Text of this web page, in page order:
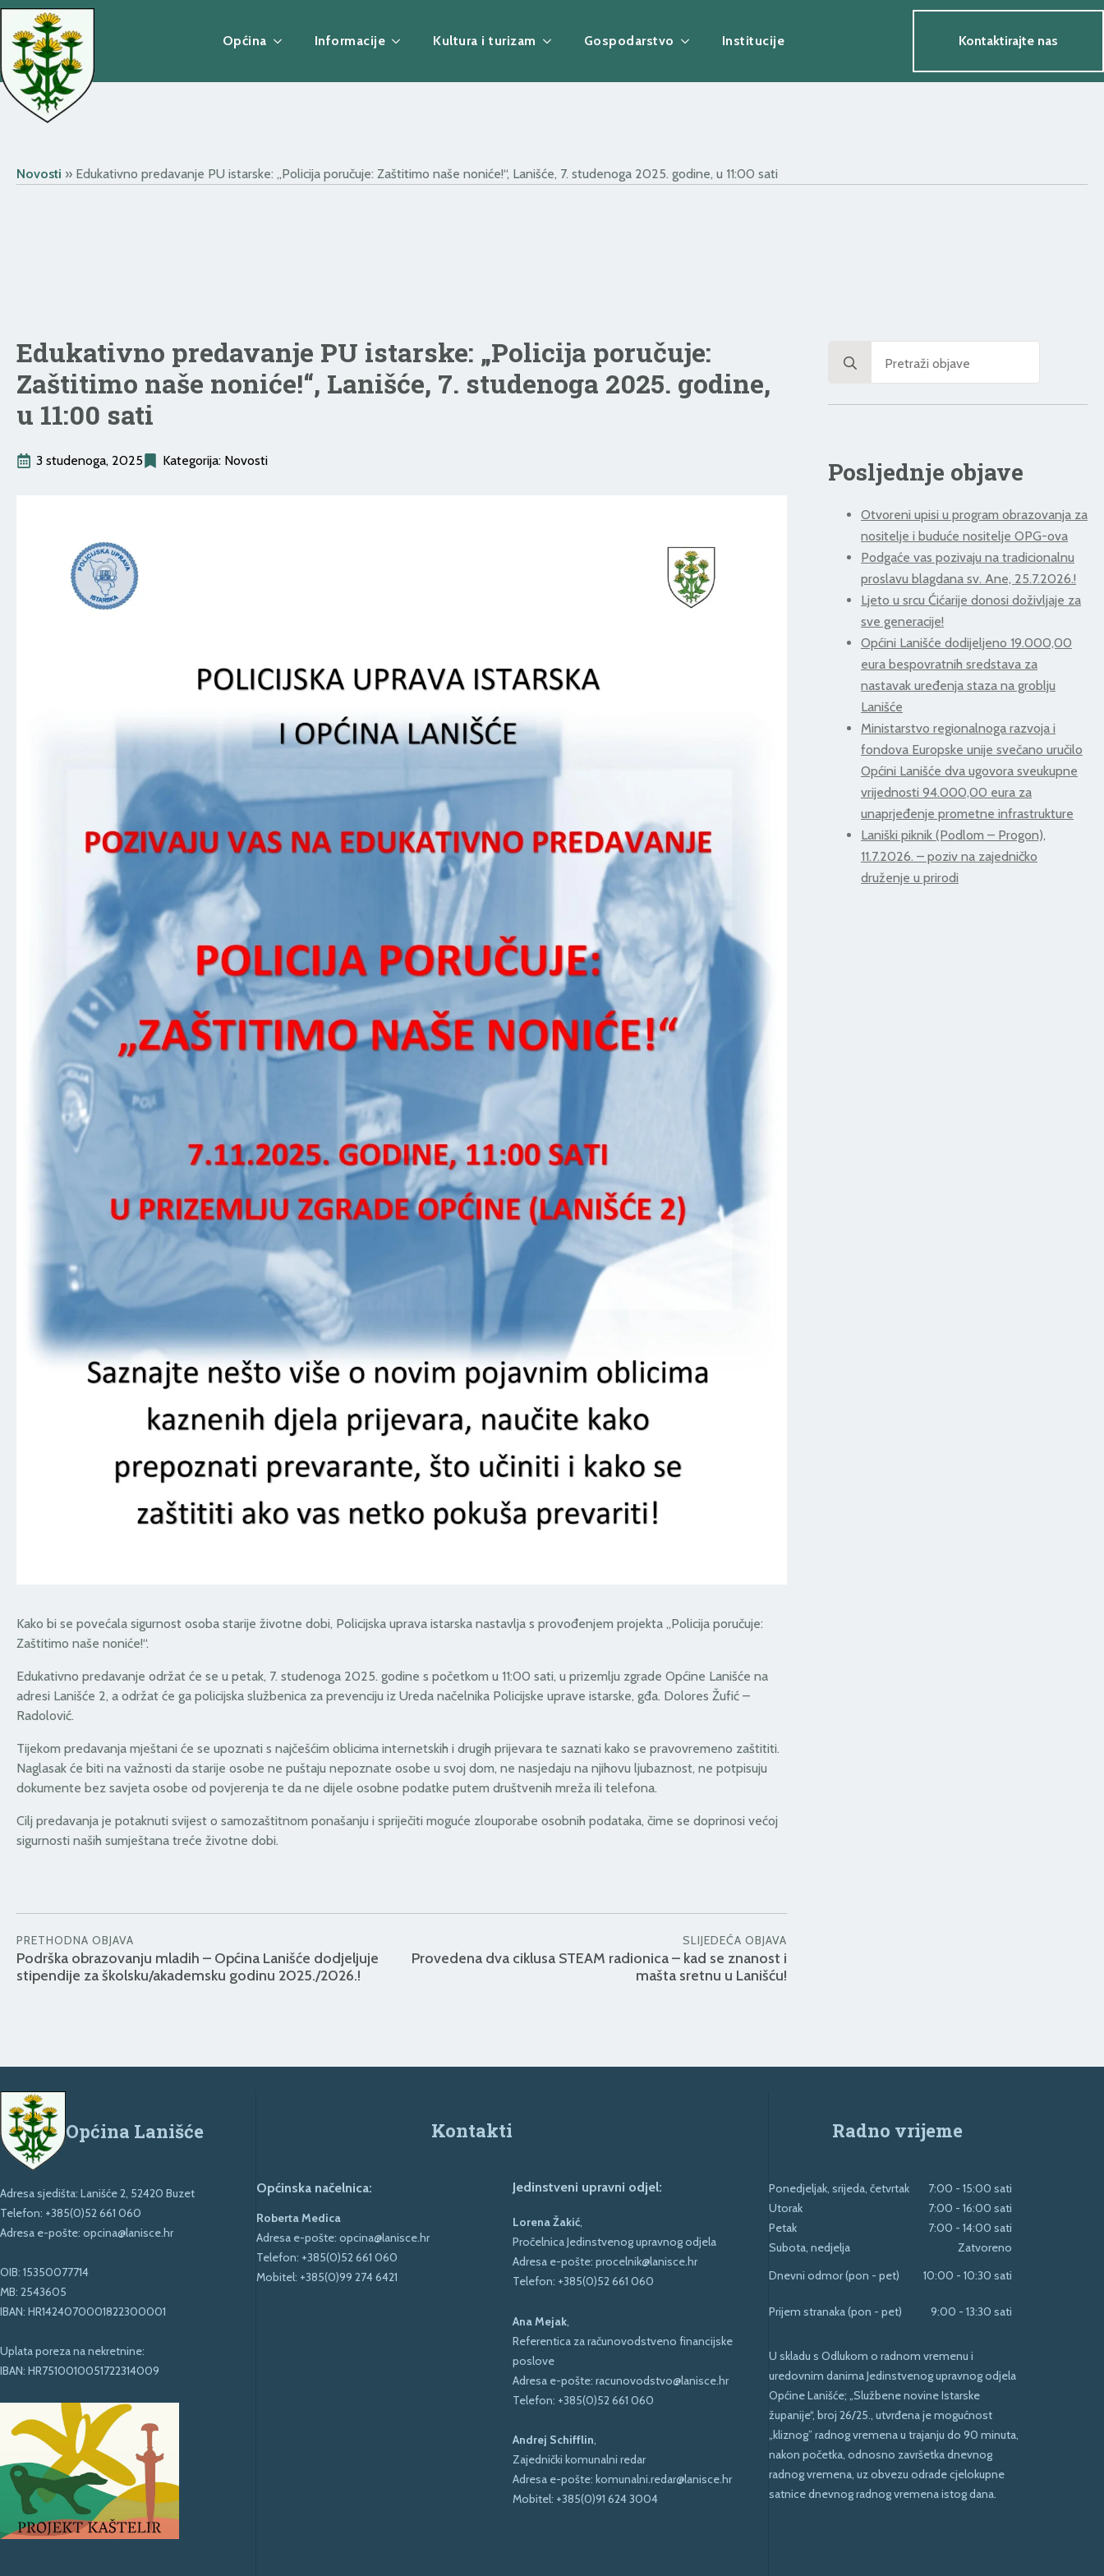
Općina Informacije Kultura i turizam Gospodarstvo Institucije Kontaktirajte nas
Novosti » Edukativno predavanje PU istarske: „Policija poručuje: Zaštitimo naše noniće!“, Lanišće, 7. studenoga 2025. godine, u 11:00 sati
Edukativno predavanje PU istarske: „Policija poručuje:
Zaštitimo naše noniće!“, Lanišće, 7. studenoga 2025. godine,
u 11:00 sati
3 studenoga, 2025 Kategorija: Novosti
Kako bi se povećala sigurnost osoba starije životne dobi, Policijska uprava istarska nastavlja s provođenjem projekta „Policija poručuje:
Zaštitimo naše noniće!“.
Edukativno predavanje održat će se u petak, 7. studenoga 2025. godine s početkom u 11:00 sati, u prizemlju zgrade Općine Lanišće na
adresi Lanišće 2, a održat će ga policijska službenica za prevenciju iz Ureda načelnika Policijske uprave istarske, gđa. Dolores Žufić –
Radolović.
Tijekom predavanja mještani će se upoznati s najčešćim oblicima internetskih i drugih prijevara te saznati kako se pravovremeno zaštititi.
Naglasak će biti na važnosti da starije osobe ne puštaju nepoznate osobe u svoj dom, ne nasjedaju na njihovu ljubaznost, ne potpisuju
dokumente bez savjeta osobe od povjerenja te da ne dijele osobne podatke putem društvenih mreža ili telefona.
Cilj predavanja je potaknuti svijest o samozaštitnom ponašanju i spriječiti moguće zlouporabe osobnih podataka, čime se doprinosi većoj
sigurnosti naših sumještana treće životne dobi.
PRETHODNA OBJAVA
Podrška obrazovanju mladih – Općina Lanišće dodjeljuje
stipendije za školsku/akademsku godinu 2025./2026.!
SLIJEDEĆA OBJAVA
Provedena dva ciklusa STEAM radionica – kad se znanost i
mašta sretnu u Lanišću!
for:
Posljednje objave
Otvoreni upisi u program obrazovanja za
nositelje i buduće nositelje OPG-ova
Podgaće vas pozivaju na tradicionalnu
proslavu blagdana sv. Ane, 25.7.2026.!
Ljeto u srcu Ćićarije donosi doživljaje za
sve generacije!
Općini Lanišće dodijeljeno 19.000,00
eura bespovratnih sredstava za
nastavak uređenja staza na groblju
Lanišće
Ministarstvo regionalnoga razvoja i
fondova Europske unije svečano uručilo
Općini Lanišće dva ugovora sveukupne
vrijednosti 94.000,00 eura za
unaprjeđenje prometne infrastrukture
Laniški piknik (Podlom – Progon),
11.7.2026. – poziv na zajedničko
druženje u prirodi
Općina Lanišće
Adresa sjedišta: Lanišće 2, 52420 Buzet
Telefon: +385(0)52 661 060
Adresa e-pošte: opcina@lanisce.hr
OIB: 15350077714
MB: 2543605
IBAN: HR1424070001822300001
Uplata poreza na nekretnine:
IBAN: HR7510010051722314009
Kontakti
Općinska načelnica:
Roberta Medica
Adresa e-pošte: opcina@lanisce.hr
Telefon: +385(0)52 661 060
Mobitel: +385(0)99 274 6421
Jedinstveni upravni odjel:
Lorena Žakić,
Pročelnica Jedinstvenog upravnog odjela
Adresa e-pošte: procelnik@lanisce.hr
Telefon: +385(0)52 661 060
Ana Mejak,
Referentica za računovodstveno financijske
poslove
Adresa e-pošte: racunovodstvo@lanisce.hr
Telefon: +385(0)52 661 060
Andrej Schifflin,
Zajednički komunalni redar
Adresa e-pošte: komunalni.redar@lanisce.hr
Mobitel: +385(0)91 624 3004
Radno vrijeme
Ponedjeljak, srijeda, četvrtak
7:00 - 15:00 sati
Utorak
7:00 - 16:00 sati
Petak
7:00 - 14:00 sati
Subota, nedjelja
Zatvoreno
Dnevni odmor (pon - pet)
10:00 - 10:30 sati
Prijem stranaka (pon - pet) 9:00 - 13:30 sati
U skladu s Odlukom o radnom vremenu i
uredovnim danima Jedinstvenog upravnog odjela
Općine Lanišće; „Službene novine Istarske
županije“, broj 26/25., utvrđena je mogućnost
„kliznog” radnog vremena u trajanju do 90 minuta,
nakon početka, odnosno završetka dnevnog
radnog vremena, uz obvezu odrade cjelokupne
satnice dnevnog radnog vremena istog dana.